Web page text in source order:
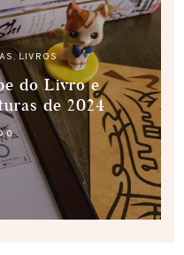
,LIVROS
do Livro e
de 2024
0